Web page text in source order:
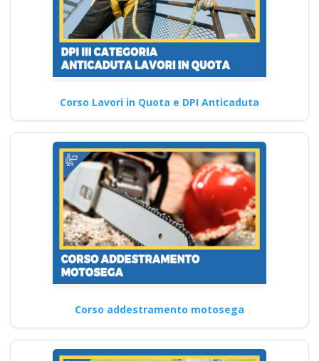
Corso Lavori in Quota e DPI Anticaduta
Corso addestramento motosega